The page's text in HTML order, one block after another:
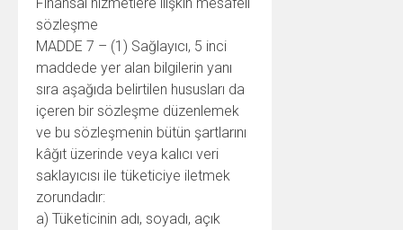
sözleşme
MADDE 7 – (1) Sağlayıcı, 5 inci
maddede yer alan bilgilerin yanı
sıra aşağıda belirtilen hususları da
içeren bir sözleşme düzenlemek
ve bu sözleşmenin bütün şartlarını
kâğıt üzerinde veya kalıcı veri
saklayıcısı ile tüketiciye iletmek
zorundadır:
a) Tüketicinin adı, soyadı, açık